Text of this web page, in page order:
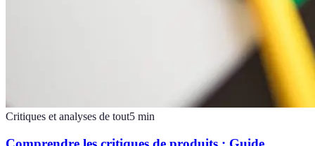
Critiques et analyses de tout5 min